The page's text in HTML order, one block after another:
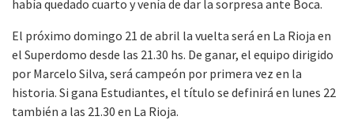
había quedado cuarto y venía de dar la sorpresa ante Boca.
El próximo domingo 21 de abril la vuelta será en La Rioja en
el Superdomo desde las 21.30 hs. De ganar, el equipo dirigido
por Marcelo Silva, será campeón por primera vez en la
historia. Si gana Estudiantes, el título se definirá en lunes 22
también a las 21.30 en La Rioja.